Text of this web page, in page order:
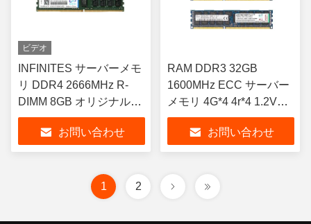
ビデオ
INFINITES サーバーメモ
リ DDR4 2666MHz R-
DIMM 8GB オリジナルチ
ップ キングタイガー 半
導体機器 高データ転送速
度のための安定したパフ
お問い合わせ
RAM DDR3 32GB
1600MHz ECC サーバー
メモリ 4G*4 4r*4 1.2V
PC4-12800
お問い合わせ
1 2